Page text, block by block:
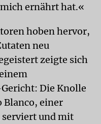
ernährt hat.«
hoben hervor,
neu
zeigte sich
Die Knolle
Blanco, einer
serviert und mit